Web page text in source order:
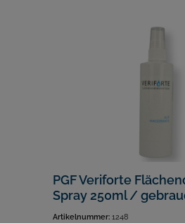
PGF Veriforte
Spray 250ml /
Artikelnummer: 1248